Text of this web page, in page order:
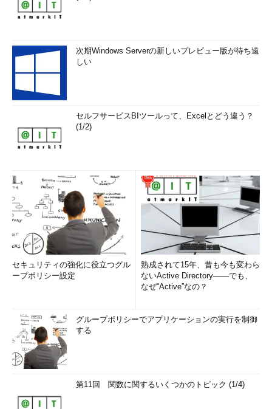
次期Windows Serverの新しいプレビュー版が待ち遠
しい
セルフサービスBIツールって、Excelとどう違う？
(1/2)
セキュリティの強化に役立つグル
ープポリシー設定
熟成されて15年、昔も今も変わら
ないActive Directory――でも、
なぜ“Active”なの？
グループポリシーでアプリケーションの実行を制御
する
第11回 関数に関するいくつかのトピック (1/4)